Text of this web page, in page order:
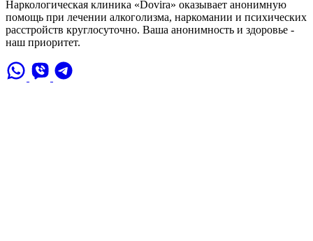
Наркологическая клиника «Dovira» оказывает анонимную
помощь при лечении алкоголизма, наркомании и психических
расстройств круглосуточно. Ваша анонимность и здоровье -
наш приоритет.